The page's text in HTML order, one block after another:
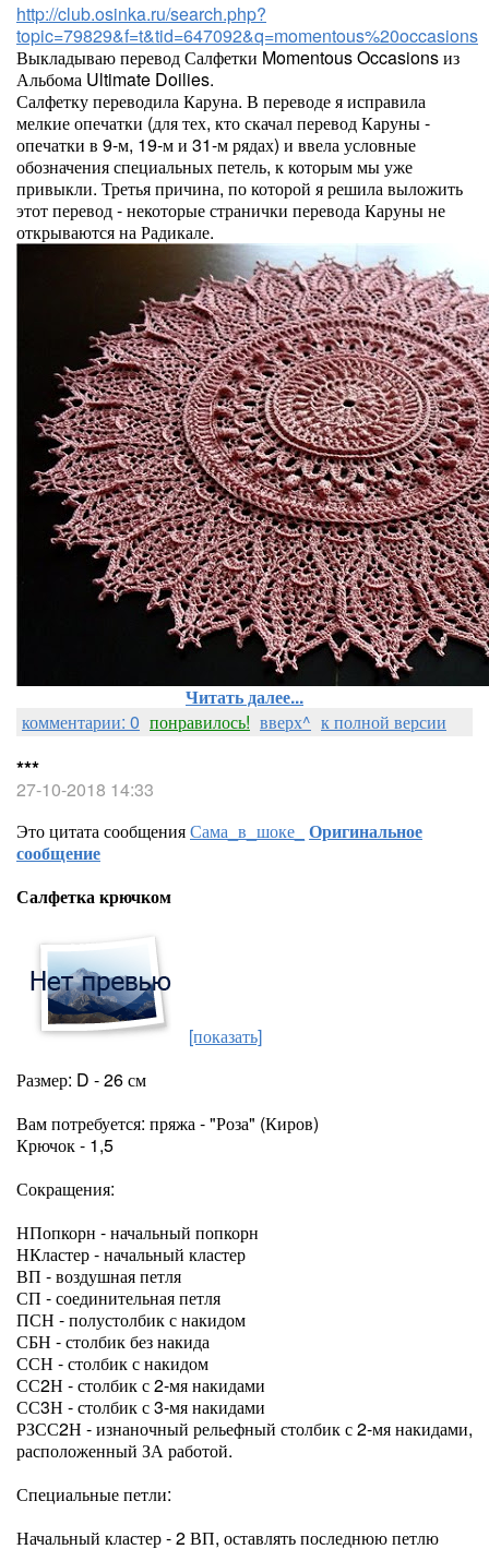
http://club.osinka.ru/search.php?
topic=79829&f=t&tid=647092&q=momentous%20occasions
Выкладываю перевод Салфетки Momentous Occasions из
Альбома Ultimate Doilies.
Салфетку переводила Каруна. В переводе я исправила
мелкие опечатки (для тех, кто скачал перевод Каруны -
опечатки в 9-м, 19-м и 31-м рядах) и ввела условные
обозначения специальных петель, к которым мы уже
привыкли. Третья причина, по которой я решила выложить
этот перевод - некоторые странички перевода Каруны не
открываются на Радикале.
Читать далее...
комментарии: 0 понравилось! вверх^ к полной версии
***
27-10-2018 14:33
Это цитата сообщенияСама_в_шоке_ Оригинальное
сообщение
Салфетка крючком
[показать]
Размер: D - 26 см
Вам потребуется: пряжа - "Роза" (Киров)
Крючок - 1,5
Сокращения:
НПопкорн - начальный попкорн
НКластер - начальный кластер
ВП - воздушная петля
СП - соединительная петля
ПСН - полустолбик с накидом
СБН - столбик без накида
ССН - столбик с накидом
СС2Н - столбик с 2-мя накидами
СС3Н - столбик с 3-мя накидами
РЗСС2Н - изнаночный рельефный столбик с 2-мя накидами,
расположенный ЗА работой.
Специальные петли:
Начальный кластер - 2 ВП, оставлять последнюю петлю